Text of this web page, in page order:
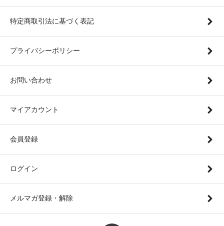
特定商取引法に基づく表記
プライバシーポリシー
お問い合わせ
マイアカウント
会員登録
ログイン
メルマガ登録・解除